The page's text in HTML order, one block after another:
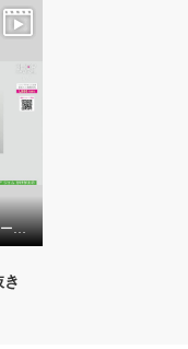
レア ジェム 極上ラミーポプリンで 涼やかに着映える 贅沢ロングベスト